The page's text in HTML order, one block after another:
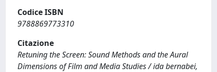
Codice ISBN
9788869773310
Citazione
Retuning the Screen: Sound Methods and the Aural
Dimensions of Film and Media Studies / ida bernabei,